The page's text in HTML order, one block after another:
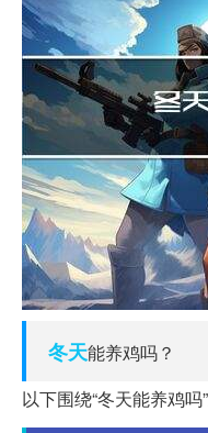
冬天能养鸡吗？
以下围绕“冬天能养鸡吗